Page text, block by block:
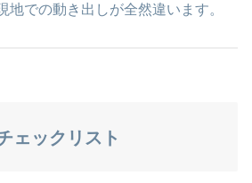
地での動き出しが全然違います。
ェックリスト